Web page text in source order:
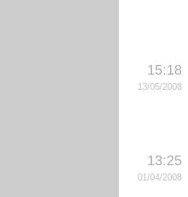
15:18
13/05/2008
13:25
01/04/2008